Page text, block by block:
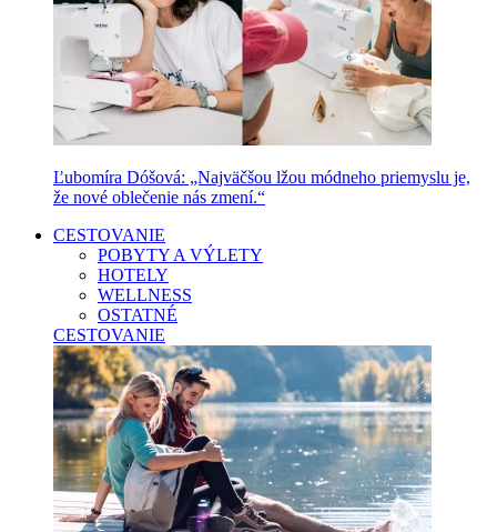
Ľubomíra Dóšová: „Najväčšou lžou módneho priemyslu je,
že nové oblečenie nás zmení.“
CESTOVANIE
POBYTY A VÝLETY
HOTELY
WELLNESS
OSTATNÉ
CESTOVANIE